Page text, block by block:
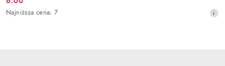
Cena
promocyjna:
Najniższa
Najniższa cena: 7